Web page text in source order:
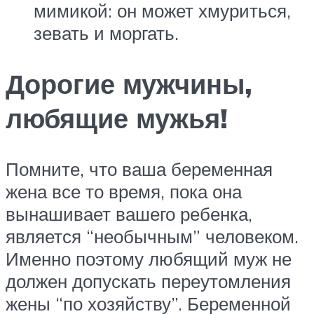
мимикой: он может хмуриться,
зевать и моргать.
Дорогие мужчины,
любящие мужья!
Помните, что ваша беременная
жена все то время, пока она
вынашивает вашего ребенка,
является “необычным” человеком.
Именно поэтому любящий муж не
должен допускать переутомления
жены “по хозяйству”. Беременной